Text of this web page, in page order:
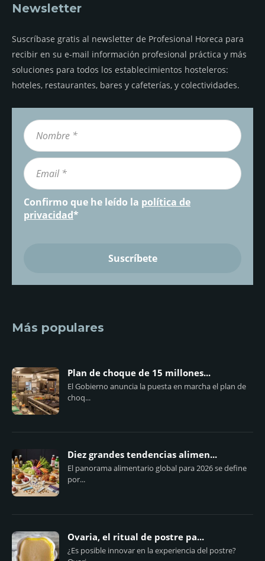
Newsletter
Suscríbase gratis al newsletter de Profesional Horeca para
recibir en su e-mail información profesional práctica y más
soluciones para todos los establecimientos hosteleros:
hoteles, restaurantes, bares y cafeterías, y colectividades.
Confirmo que he leído la política de
privacidad*
Más populares
Plan de choque de 15 millones...
El Gobierno anuncia la puesta en marcha el plan de
choq...
Diez grandes tendencias alimen...
El panorama alimentario global para 2026 se define
por...
Ovaria, el ritual de postre pa...
¿Es posible innovar en la experiencia del postre?